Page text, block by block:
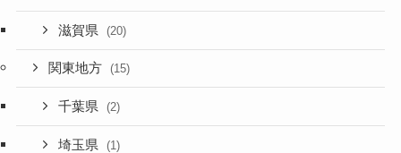
滋賀県 (20)
関東地方 (15)
千葉県 (2)
埼玉県 (1)